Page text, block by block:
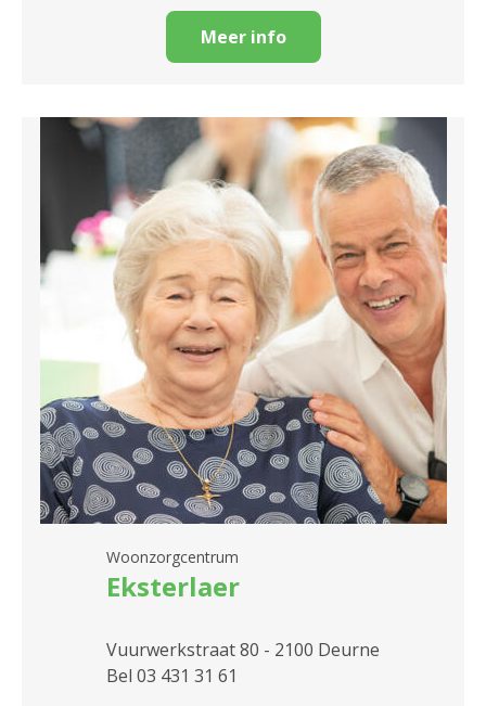
Meer info
Woonzorgcentrum
Eksterlaer
Vuurwerkstraat 80 - 2100 Deurne
Bel 03 431 31 61